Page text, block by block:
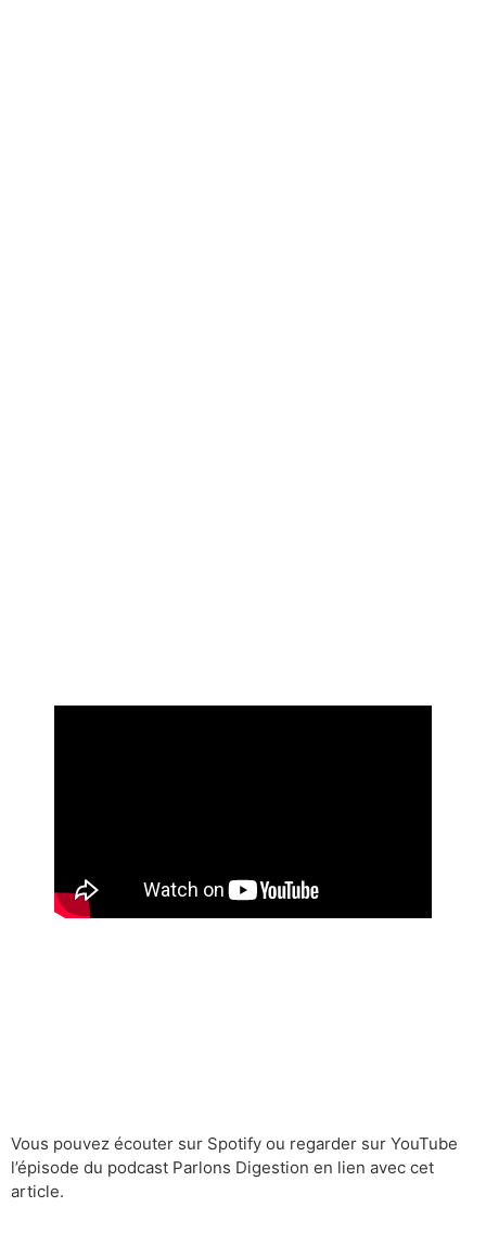
Vous pouvez écouter sur Spotify ou regarder sur YouTube
l’épisode du podcast Parlons Digestion en lien avec cet
article.